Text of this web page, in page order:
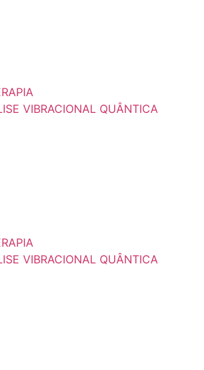
VIBRACIONAL QUÂNTICA
VIBRACIONAL QUÂNTICA